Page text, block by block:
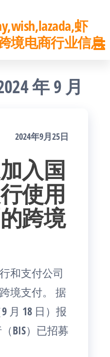
虾
境电商行业信息
年 9 月
2024年9月25日
入国
使用
跨境
和支付公司
境支付。 据
月 18 日）报
BIS）已招募